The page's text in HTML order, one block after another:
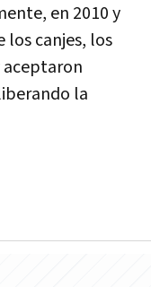
en 2010 y
los canjes, los
aceptaron
la